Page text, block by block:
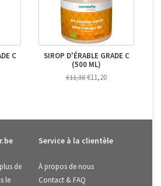
C
SIROP D'ÉRABLE GRADE C
(500 ML)
€11,38 €11,20
de
le
Service à la clientèle
À propos de nous
Contact & FAQ